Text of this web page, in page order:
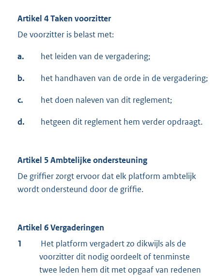
Artikel 4 Taken voorzitter
De voorzitter is belast met:
a. het leiden van de vergadering;
b. het handhaven van de orde in de vergadering;
c. het doen naleven van dit reglement;
d. hetgeen dit reglement hem verder opdraagt.
Artikel 5 Ambtelijke ondersteuning
De griffier zorgt ervoor dat elk platform ambtelijk
wordt ondersteund door de griffie.
Artikel 6 Vergaderingen
1
Het platform vergadert zo dikwijls als de
voorzitter dit nodig oordeelt of tenminste
twee leden hem dit met opgaaf van redenen